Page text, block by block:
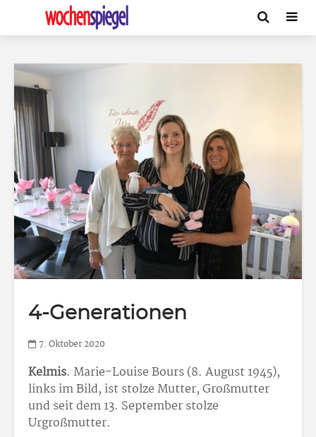
4-Generationen
7. Oktober 2020
Kelmis. Marie-Louise Bours (8. August 1945),
links im Bild, ist stolze Mutter, Großmutter
und seit dem 13. September stolze
Urgroßmutter.